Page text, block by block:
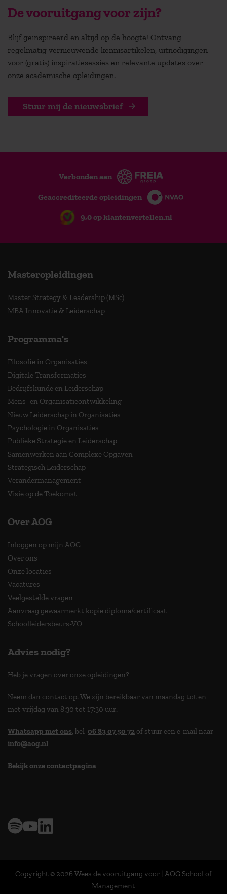
De vooruitgang voor zijn?
Blijf geïnspireerd en altijd op de hoogte! Ontvang
regelmatig vernieuwende kennisartikelen, uitnodigingen
voor (gratis) inspiratiesessies en relevante updates over
onze academische opleidingen.
Stuur mij de nieuwsbrief
Verbonden aan
Geaccrediteerde opleidingen
9,0 op klantenvertellen.nl
Masteropleidingen
Master Strategy & Leadership (MSc)
MBA Innovatie & Leiderschap
Programma's
Filosofie in Organisaties
Digitale Transformaties
Bedrijfskunde en Leiderschap
Mens- en Organisatieontwikkeling
Nieuw Leiderschap in Organisaties
Psychologie in Organisaties
Publieke Strategie en Leiderschap
Samenwerken aan Complexe Opgaven
Strategisch Leiderschap
Verandermanagement
Visie op de Toekomst
Over AOG
Inloggen op mijn AOG
Over ons
Onze locaties
Vacatures
Veelgestelde vragen
Aanvraag gewaarmerkt kopie diploma/certificaat
Schoolleidersbeurs-VO
Advies nodig?
Heb je vragen over onze opleidingen?
Neem dan contact op. We zijn bereikbaar van maandag tot en
met vrijdag van 8:30 tot 17:30 uur.
Whatsapp met ons, bel 06 83 07 50 72 of stuur een e-mail naar
info@aog.nl
Bekijk onze contactpagina
Copyright © 2026 Wees de vooruitgang voor | AOG School of
Management